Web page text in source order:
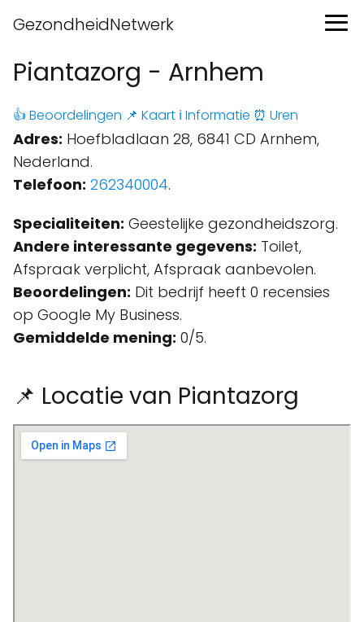
GezondheidNetwerk
Piantazorg - Arnhem
👍 Beoordelingen 📌 Kaart ℹ️ Informatie ⏰ Uren
Adres: Hoefbladlaan 28, 6841 CD Arnhem,
Nederland.
Telefoon: 262340004.
Specialiteiten: Geestelijke gezondheidszorg.
Andere interessante gegevens: Toilet,
Afspraak verplicht, Afspraak aanbevolen.
Beoordelingen: Dit bedrijf heeft 0 recensies
op Google My Business.
Gemiddelde mening: 0/5.
📌 Locatie van Piantazorg